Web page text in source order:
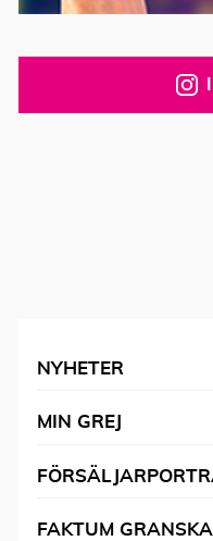
NYHETER
MIN GREJ
FAKTUM